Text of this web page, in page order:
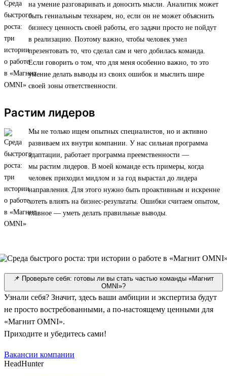
на умение разговаривать и доносить мысли. Аналитик может
быть гениальным технарем, но, если он не может объяснить
бизнесу ценность своей работы, его задачи просто не пойдут
в реализацию. Поэтому важно, чтобы человек умел
презентовать то, что сделал сам и чего добилась команда.
Если говорить о том, что для меня особенно важно, то это
умение делать выводы из своих ошибок и мыслить шире
своей зоны ответственности.
Растим лидеров
Мы не только ищем опытных специалистов, но и активно
развиваем их внутри компании. У нас сильная программа
адаптации, работает программа преемственности —
мы растим лидеров. В моей команде есть примеры, когда
человек приходил мидлом и за год вырастал до лидера
направления. Для этого нужно быть проактивным и искренне
хотеть влиять на бизнес-результаты. Ошибки считаем опытом,
главное — уметь делать правильные выводы.
📌 Проверьте себя: готовы ли вы стать частью команды «Магнит
OMNI»?
Узнали себя? Значит, здесь ваши амбиции и экспертиза будут
не просто востребованными, а по-настоящему ценными для
«Магнит OMNI».
Приходите и убедитесь сами!
Вакансии компании
HeadHunter